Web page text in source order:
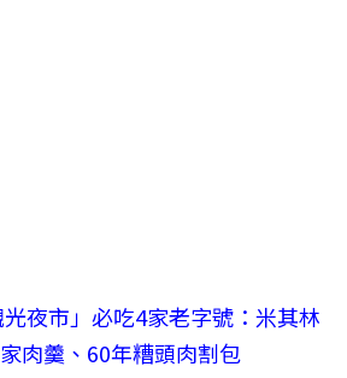
光夜市」必吃4家老字號：米其林
肉羹、60年糟頭肉割包